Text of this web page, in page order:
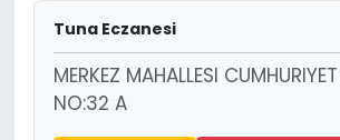
Tuna Eczanesi
MERKEZ MAHALLESI
NO:32 A